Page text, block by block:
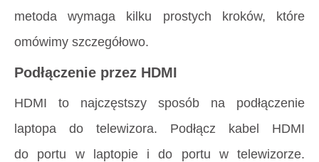
metoda wymaga kilku prostych kroków, które
omówimy szczegółowo.
Podłączenie przez HDMI
HDMI to najczęstszy sposób na podłączenie
laptopa do telewizora. Podłącz kabel HDMI
do portu w laptopie i do portu w telewizorze.